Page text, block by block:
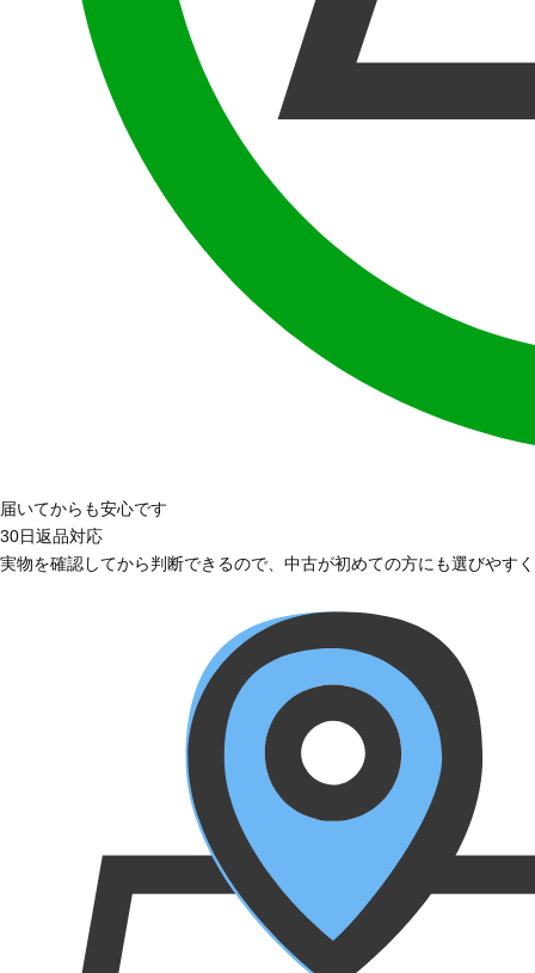
届いてからも安心です
30日返品対応
実物を確認してから判断できるので、中古が初めての方にも選びやす